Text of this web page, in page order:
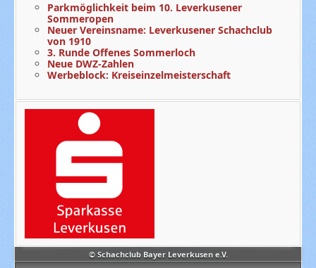
© Schachclub Bayer Leverkusen e.V.
Parkmöglichkeit beim 10. Leverkusener
Sommeropen
Neuer Vereinsname: Leverkusener Schachclub
von 1910
3. Runde Offenes Sommerloch
Neue DWZ-Zahlen
Werbeblock: Kreiseinzelmeisterschaft